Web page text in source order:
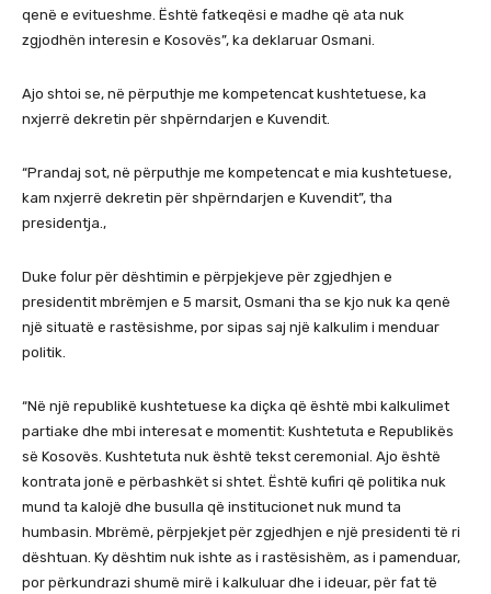
qenë e evitueshme. Është fatkeqësi e madhe që ata nuk
zgjodhën interesin e Kosovës”, ka deklaruar Osmani.
Ajo shtoi se, në përputhje me kompetencat kushtetuese, ka
nxjerrë dekretin për shpërndarjen e Kuvendit.
“Prandaj sot, në përputhje me kompetencat e mia kushtetuese,
kam nxjerrë dekretin për shpërndarjen e Kuvendit”, tha
presidentja.‚
Duke folur për dështimin e përpjekjeve për zgjedhjen e
presidentit mbrëmjen e 5 marsit, Osmani tha se kjo nuk ka qenë
një situatë e rastësishme, por sipas saj një kalkulim i menduar
politik.
“Në një republikë kushtetuese ka diçka që është mbi kalkulimet
partiake dhe mbi interesat e momentit: Kushtetuta e Republikës
së Kosovës. Kushtetuta nuk është tekst ceremonial. Ajo është
kontrata jonë e përbashkët si shtet. Është kufiri që politika nuk
mund ta kalojë dhe busulla që institucionet nuk mund ta
humbasin. Mbrëmë, përpjekjet për zgjedhjen e një presidenti të ri
dështuan. Ky dështim nuk ishte as i rastësishëm, as i pamenduar,
por përkundrazi shumë mirë i kalkuluar dhe i ideuar, për fat të